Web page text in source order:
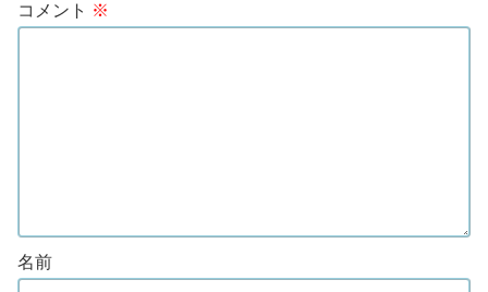
コメント ※
名前